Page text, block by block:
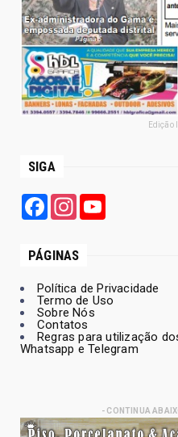
Edição
SIGA
FacebookInstagram
PÁGINAS
Política de Privacidade
Termo de Uso
Sobre Nós
Contatos
Regras para utilização
Whatsapp e Telegram
- CONTINUA